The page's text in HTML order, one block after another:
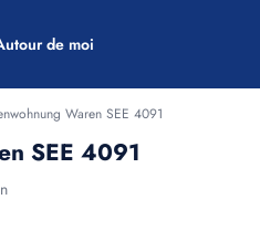
de moi
Waren SEE 4091
SEE 4091